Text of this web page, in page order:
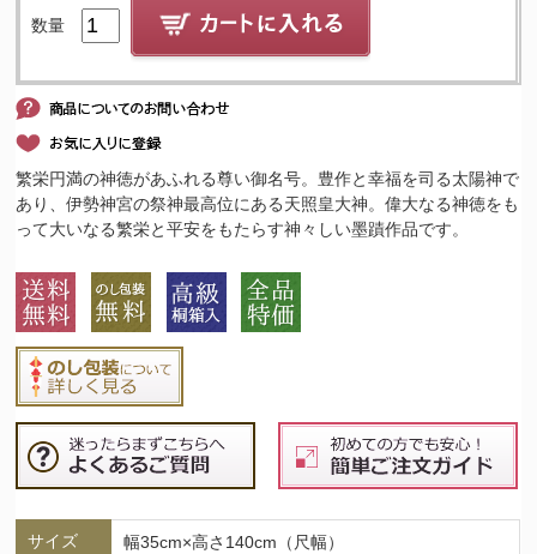
数量
繁栄円満の神徳があふれる尊い御名号。豊作と幸福を司る太陽神で
あり、伊勢神宮の祭神最高位にある天照皇大神。偉大なる神徳をも
って大いなる繁栄と平安をもたらす神々しい墨蹟作品です。
サイズ 幅35cm×高さ140cm（尺幅）